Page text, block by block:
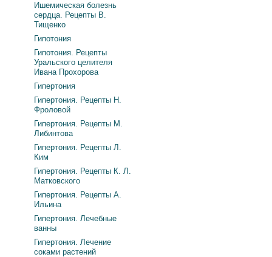
Ишемическая болезнь
сердца. Рецепты В.
Тищенко
Гипотония
Гипотония. Рецепты
Уральского целителя
Ивана Прохорова
Гипертония
Гипертония. Рецепты Н.
Фроловой
Гипертония. Рецепты М.
Либинтова
Гипертония. Рецепты Л.
Ким
Гипертония. Рецепты К. Л.
Матковского
Гипертония. Рецепты А.
Ильина
Гипертония. Лечебные
ванны
Гипертония. Лечение
соками растений